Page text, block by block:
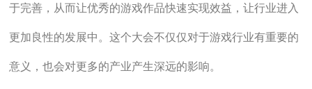
于完善，从而让优秀的游戏作品快速实现效益，让行业进入
更加良性的发展中。这个大会不仅仅对于游戏行业有重要的
意义，也会对更多的产业产生深远的影响。